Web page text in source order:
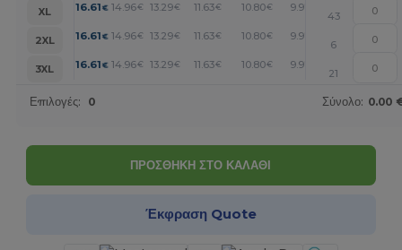
XL
16.61 € 14.96€ 13.29€ 11.63€ 10.80€ 9.97
43
2XL
16.61 € 14.96€ 13.29€ 11.63€ 10.80€ 9.97
6
3XL
16.61 € 14.96€ 13.29€ 11.63€ 10.80€ 9.97
21
Επιλογές: 0 Σύνολο: 0.00
ΠΡΟΣΘΗΚΗ ΣΤΟ ΚΑΛΑΘΙ
Έκφραση Quote